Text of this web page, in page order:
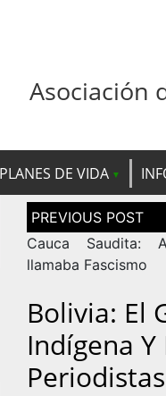
Asociación
PLANES DE VIDA
Navegación
de
entradas
Cauca Saudita:
llamaba Fascismo
Bolivia: El
Indígena
Periodistas